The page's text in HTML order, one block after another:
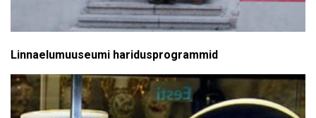
Linnaelumuuseumi haridusprogrammid